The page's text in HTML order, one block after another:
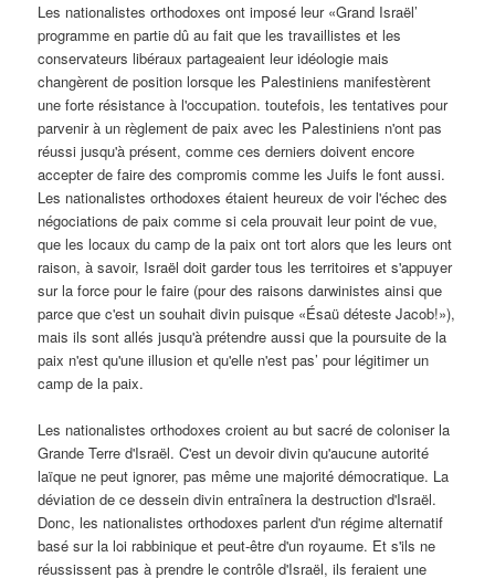
Les nationalistes orthodoxes ont imposé leur «Grand Israël’
programme en partie dû au fait que les travaillistes et les
conservateurs libéraux partageaient leur idéologie mais
changèrent de position lorsque les Palestiniens manifestèrent
une forte résistance à l'occupation. toutefois, les tentatives pour
parvenir à un règlement de paix avec les Palestiniens n'ont pas
réussi jusqu'à présent, comme ces derniers doivent encore
accepter de faire des compromis comme les Juifs le font aussi.
Les nationalistes orthodoxes étaient heureux de voir l'échec des
négociations de paix comme si cela prouvait leur point de vue,
que les locaux du camp de la paix ont tort alors que les leurs ont
raison, à savoir, Israël doit garder tous les territoires et s'appuyer
sur la force pour le faire (pour des raisons darwinistes ainsi que
parce que c'est un souhait divin puisque «Ésaü déteste Jacob!»),
mais ils sont allés jusqu'à prétendre aussi que la poursuite de la
paix n'est qu'une illusion et qu'elle n'est pas’ pour légitimer un
camp de la paix.
Les nationalistes orthodoxes croient au but sacré de coloniser la
Grande Terre d'Israël. C'est un devoir divin qu'aucune autorité
laïque ne peut ignorer, pas même une majorité démocratique. La
déviation de ce dessein divin entraînera la destruction d'Israël.
Donc, les nationalistes orthodoxes parlent d'un régime alternatif
basé sur la loi rabbinique et peut-être d'un royaume. Et s'ils ne
réussissent pas à prendre le contrôle d'Israël, ils feraient une